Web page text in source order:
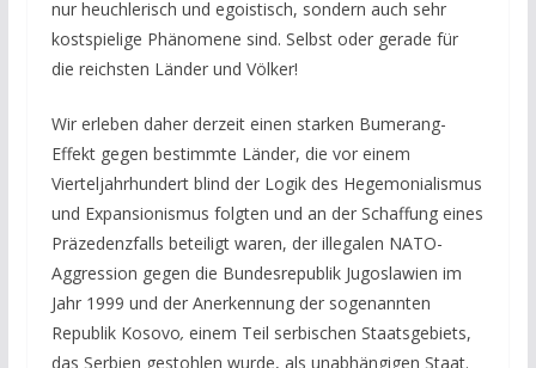
nur heuchlerisch und egoistisch, sondern auch sehr
kostspielige Phänomene sind. Selbst oder gerade für
die reichsten Länder und Völker!
Wir erleben daher derzeit einen starken Bumerang-
Effekt gegen bestimmte Länder, die vor einem
Vierteljahrhundert blind der Logik des Hegemonialismus
und Expansionismus folgten und an der Schaffung eines
Präzedenzfalls beteiligt waren, der illegalen NATO-
Aggression gegen die Bundesrepublik Jugoslawien im
Jahr 1999 und der Anerkennung der sogenannten
Republik Kosovo, einem Teil serbischen Staatsgebiets,
das Serbien gestohlen wurde, als unabhängigen Staat.